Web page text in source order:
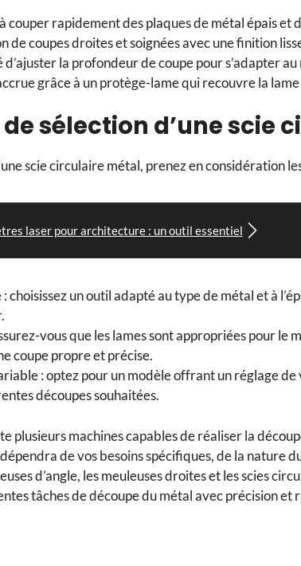
couper rapidement des plaques de métal épais et
de coupes droites et soignées avec une finition
d’ajuster la profondeur de coupe pour s’adapter
grâce à un protège-lame qui recouvre la
sélection d’une scie
scie circulaire métal, prenez en considération
laser pour architecture : un outil essentiel
: choisissez un outil adapté au type de métal et à
vous que les lames sont appropriées pour
coupe propre et précise.
: optez pour un modèle offrant un réglage
découpes souhaitées.
plusieurs machines capables de réaliser la
de vos besoins spécifiques, de la nature
d’angle, les meuleuses droites et les scies
tâches de découpe du métal avec précision et